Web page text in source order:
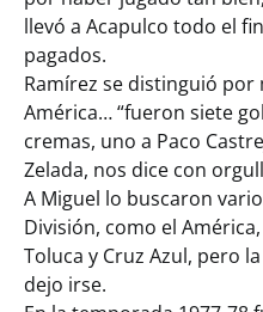
llevó a Acapulco todo el
pagados.
Ramírez se distinguió
América… “fueron siete
cremas, uno a Paco
Zelada, nos dice con
A Miguel lo buscaron
División, como el
Toluca y Cruz Azul, pero
dejo irse.